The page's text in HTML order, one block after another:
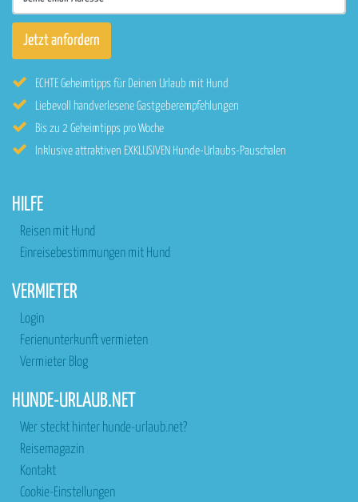
ECHTE Geheimtipps für Deinen Urlaub mit Hund
Liebevoll handverlesene Gastgeberempfehlungen
Bis zu 2 Geheimtipps pro Woche
Inklusive attraktiven EXKLUSIVEN Hunde-Urlaubs-Pauschalen
HILFE
Reisen mit Hund
Einreisebestimmungen mit Hund
VERMIETER
Login
Ferienunterkunft vermieten
Vermieter Blog
HUNDE-URLAUB.NET
Wer steckt hinter hunde-urlaub.net?
Reisemagazin
Kontakt
Cookie-Einstellungen